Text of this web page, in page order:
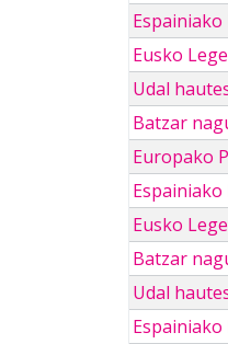
Eusko
Udal
Batzar
Europako
Eusko
Batzar
Udal